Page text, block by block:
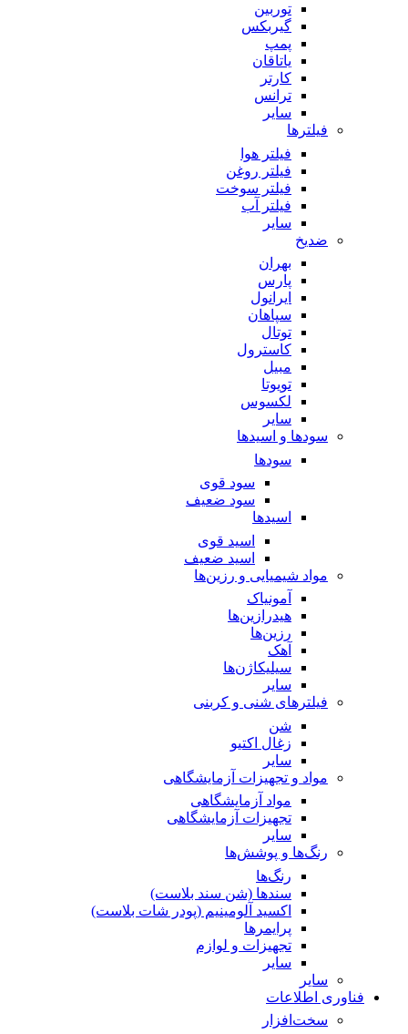
توربین
گیربکس
پمپ
یاتاقان
کارتر
ترانس
سایر
فیلترها
فیلتر هوا
فیلتر روغن
فیلتر سوخت
فیلتر آب
سایر
ضدیخ
بهران
پارس
ایرانول
سپاهان
توتال
کاسترول
مبیل
تویوتا
لکسوس
سایر
سودها و اسیدها
سود‌ها
سود قوی
سود ضعیف
اسید‌ها
اسید قوی
اسید ضعیف
مواد شیمیایی و رزین‌ها
آمونیاک
هیدرازین‌ها
رزین‌ها
آهک
سیلیکاژن‌ها
سایر
فیلترهای شنی و کربنی
شن
زغال اکتیو
سایر
مواد و تجهیزات آزمایشگاهی
مواد آزمایشگاهی
تجهیزات آزمایشگاهی
سایر
رنگ‌ها و پوشش‌‌ها
رنگ‌ها
سندها (شن سند بلاست)
اکسید آلومینیم (پودر شات بلاست)
پرایمر‌ها
تجهیزات و لوازم
سایر
سایر
فناوری اطلاعات
سخت‌افزار